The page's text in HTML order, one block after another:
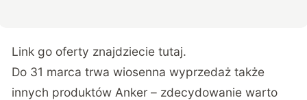
Link go oferty znajdziecie tutaj.
Do 31 marca trwa wiosenna wyprzedaż także
innych produktów Anker – zdecydowanie warto